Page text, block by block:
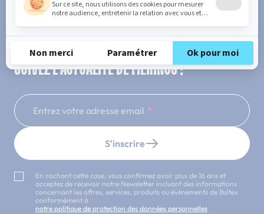
SUIVEZ L'ACTUALITÉ DE MERINOS !
Entrez votre adresse email
S'inscrire
En cochant cette case, vous confirmez avoir plus de 16 ans et
acceptez de recevoir notre Newsletter incluant des informations
concernant les offres, services, produits ou évènements de Bultex
conformément à
notre politique de protection des données personnelles.